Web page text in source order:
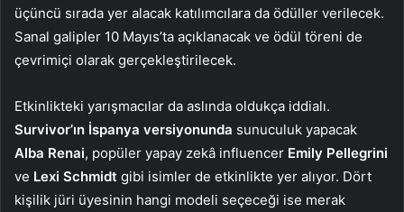
üçüncü sırada yer alacak katılımcılara da ödüller verilecek.
Sanal galipler 10 Mayıs’ta açıklanacak ve ödül töreni de
çevrimiçi olarak gerçekleştirilecek.
Etkinlikteki yarışmacılar da aslında oldukça iddialı.
Survivor’ın İspanya versiyonunda sunuculuk yapacak
Alba Renai, popüler yapay zekâ influencer Emily Pellegrini
ve Lexi Schmidt gibi isimler de etkinlikte yer alıyor. Dört
kişilik jüri üyesinin hangi modeli seçeceği ise merak